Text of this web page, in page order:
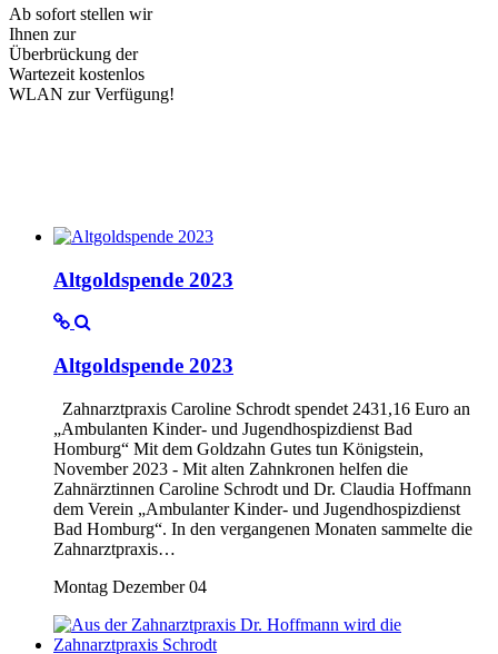
Ab sofort stellen wir
Ihnen zur
Überbrückung der
Wartezeit kostenlos
WLAN zur Verfügung!
Altgoldspende 2023
Altgoldspende 2023
Zahnarztpraxis Caroline Schrodt spendet 2431,16 Euro an
„Ambulanten Kinder- und Jugendhospizdienst Bad
Homburg“ Mit dem Goldzahn Gutes tun Königstein,
November 2023 - Mit alten Zahnkronen helfen die
Zahnärztinnen Caroline Schrodt und Dr. Claudia Hoffmann
dem Verein „Ambulanter Kinder- und Jugendhospizdienst
Bad Homburg“. In den vergangenen Monaten sammelte die
Zahnarztpraxis…
Montag Dezember 04